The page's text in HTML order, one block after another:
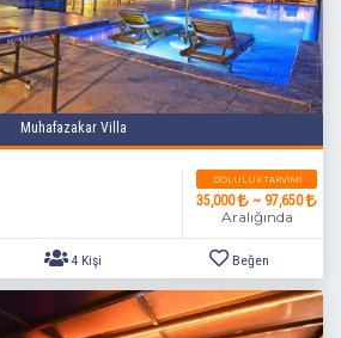
4 Kişi Beğen
Muhafazakar Villa
DOLULUK TAKVIMI
35,000 ~ 97,650
Aralığında